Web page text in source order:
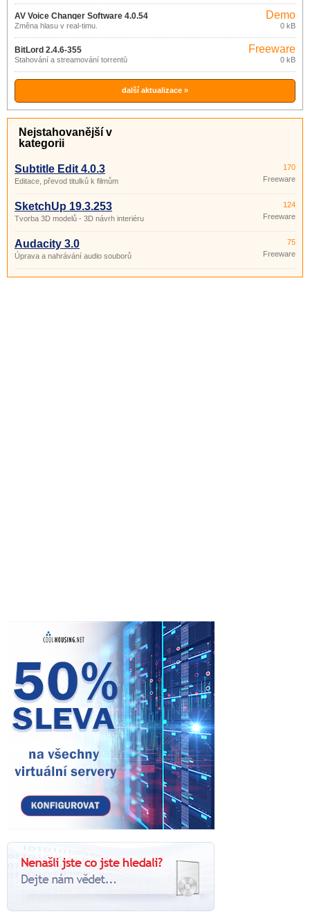
AV Voice Changer Software 4.0.54
Změna hlasu v real-timu.
Demo
0 kB
BitLord 2.4.6-355
Stahování a streamování torrentů
Freeware
0 kB
další aktualizace »
Nejstahovanější v
kategorii
Subtitle Edit 4.0.3
Editace, převod titulků k filmům
170
Freeware
SketchUp 19.3.253
Tvorba 3D modelů - 3D návrh interiéru
124
Freeware
Audacity 3.0
Úprava a nahrávání audio souborů
75
Freeware